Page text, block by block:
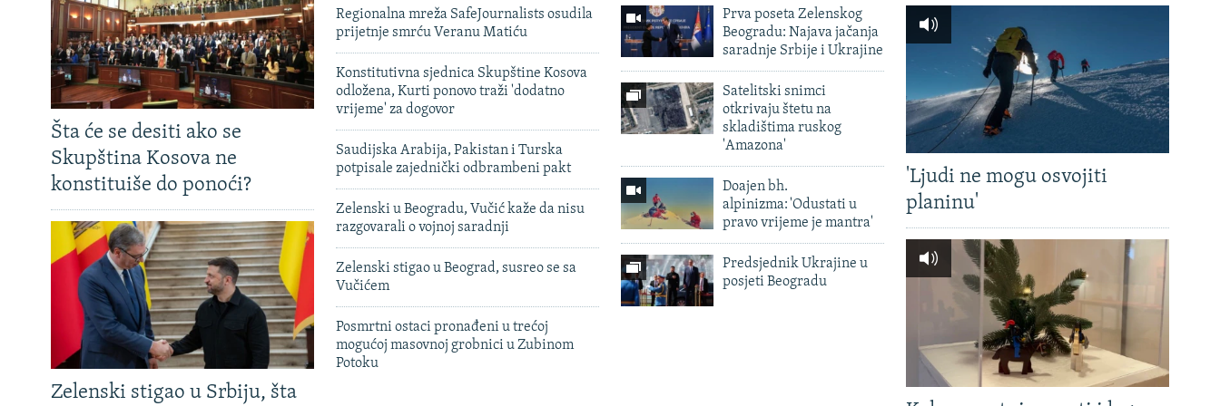
Šta će se desiti ako se
Skupština Kosova ne
konstituiše do ponoći?
Zelenski stigao u Srbiju, šta
Regionalna mreža SafeJournalists osudila
prijetnje smrću Veranu Matiću
Konstitutivna sjednica Skupštine Kosova
odložena, Kurti ponovo traži 'dodatno
vrijeme' za dogovor
Saudijska Arabija, Pakistan i Turska
potpisale zajednički odbrambeni pakt
Zelenski u Beogradu, Vučić kaže da nisu
razgovarali o vojnoj saradnji
Zelenski stigao u Beograd, susreo se sa
Vučićem
Posmrtni ostaci pronađeni u trećoj
mogućoj masovnoj grobnici u Zubinom
Potoku
Prva poseta Zelenskog
Beogradu: Najava jačanja
saradnje Srbije i Ukrajine
Satelitski snimci
otkrivaju štetu na
skladištima ruskog
'Amazona'
Doajen bh.
alpinizma: 'Odustati u
pravo vrijeme je mantra'
Predsjednik Ukrajine u
posjeti Beogradu
'Ljudi ne mogu osvojiti
planinu'